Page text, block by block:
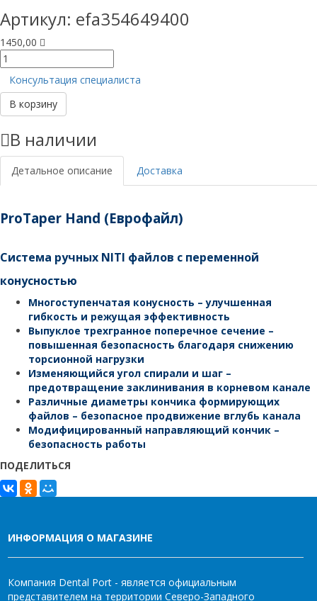
Артикул: efa354649400
1450,00
Количество
товара
PROTAPER
РУЧНЫЕ
(Еврофайл)
25ММ
S2
(6ШТ)
Консультация специалиста
В корзину
В наличии
Детальное описание Доставка
ProTaper Hand (Еврофайл)
Система ручных NITI файлов с переменной
конусностью
Многоступенчатая конусность – улучшенная
гибкость и режущая эффективность
Выпуклое трехгранное поперечное сечение –
повышенная безопасность благодаря снижению
торсионной нагрузки
Изменяющийся угол спирали и шаг –
предотвращение заклинивания в корневом канале
Различные диаметры кончика формирующих
файлов – безопасное продвижение вглубь канала
Модифицированный направляющий кончик –
безопасность работы
ПОДЕЛИТЬСЯ
ИНФОРМАЦИЯ О МАГАЗИНЕ
Компания Dental Port - является официальным
представителем на территории Северо-Западного